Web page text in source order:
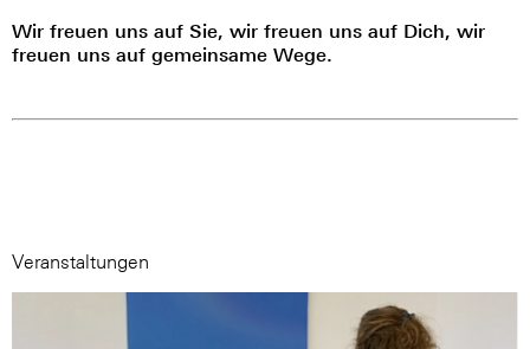
Wir freuen uns auf Sie, wir freuen uns auf Dich, wir
freuen uns auf gemeinsame Wege.
Veranstaltungen